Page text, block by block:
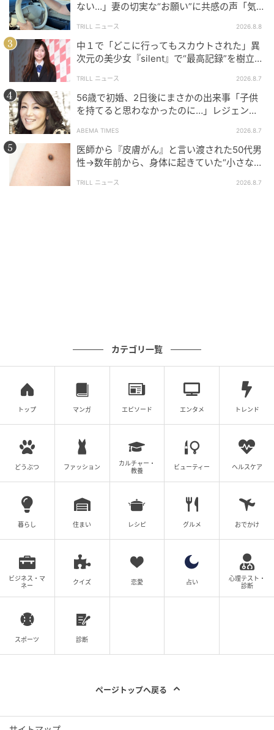
ない…」妻の切実な“お願い”に共感の声「気
TRILL ニュース 2026.8.8
中１で「どこに行ってもスカウトされた」異
次元の美少女『silent』で“最高記録”を樹立し
TRILL ニュース 2026.8.7
56歳で初婚、2日後にまさかの出来事「子供
を持てると思わなかったのに…」レジェンド
ABEMA TIMES 2026.8.7
医師から『皮膚がん』と言い渡された50代男
性→数年前から、身体に起きていた“小さな異
TRILL ニュース 2026.8.7
カテゴリ一覧
トップ マンガ エピソード エンタメ トレンド
どうぶつ ファッション
カルチャー・
教養
ビューティー ヘルスケア
暮らし 住まい レシピ グルメ おでかけ
ビジネス・マ
ネー
クイズ 恋愛 占い
心理テスト・
診断
スポーツ 診断
ページトップへ戻る